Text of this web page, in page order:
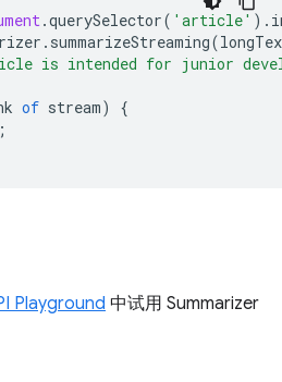
.querySelector( 'article' ).
. summarizeStreaming(
is intended for junior
of stream)
{
Playground 中试用 Summarizer